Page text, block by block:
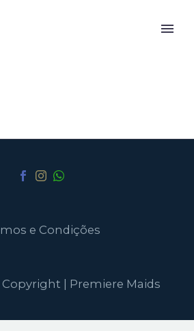
e Condições
Copyright | Premiere Maids